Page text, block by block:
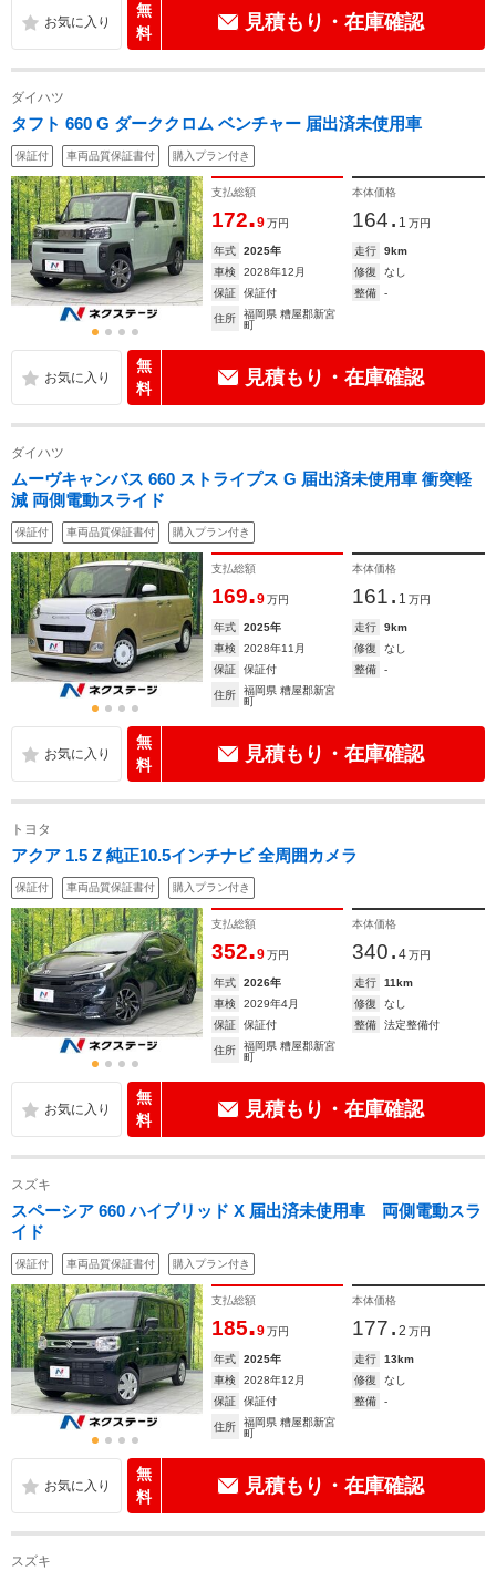
無
料
見積もり・在庫確認
ダイハツ
タフト 660 G ダーククロム ベンチャー 届出済未使用車
保証付 車両品質保証書付 購入プラン付き
支払総額
172.9 万円
本体価格
164. 1 万円
年式 2025年 走行
9km
車検
2028年12月 修復
なし
保証
保証付 整備 -
住所
福岡県 糟屋郡新宮
町
無
料
見積もり・在庫確認
ダイハツ
ムーヴキャンバス 660 ストライプス G 届出済未使用車 衝突軽
減 両側電動スライド
保証付 車両品質保証書付 購入プラン付き
支払総額
169.9 万円
本体価格
161. 1 万円
年式 2025年 走行
9km
車検
2028年11月 修復
なし
保証
保証付 整備 -
住所
福岡県 糟屋郡新宮
町
無
料
見積もり・在庫確認
トヨタ
アクア 1.5 Z 純正10.5インチナビ 全周囲カメラ
保証付 車両品質保証書付 購入プラン付き
支払総額
352.9 万円
本体価格
340. 4 万円
年式 2026年 走行
11km
車検
2029年4月 修復
なし
保証
保証付 整備 法定整備付
住所
福岡県 糟屋郡新宮
町
無
料
見積もり・在庫確認
スズキ
スペーシア 660 ハイブリッド X 届出済未使用車 両側電動スラ
イド
保証付 車両品質保証書付 購入プラン付き
支払総額
185.9 万円
本体価格
177. 2 万円
年式 2025年 走行
13km
車検
2028年12月 修復
なし
保証
保証付 整備 -
住所
福岡県 糟屋郡新宮
町
無
料
見積もり・在庫確認
スズキ